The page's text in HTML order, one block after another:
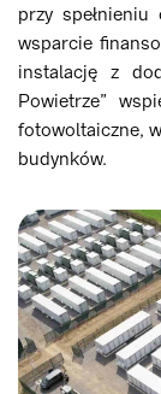
przy
wsparcie
instalację z
Powietrze”
fotowoltaiczne,
budynków.